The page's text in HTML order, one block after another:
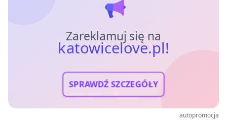
Zareklamuj się na
katowicelove.pl!
SPRAWDŹ SZCZEGÓŁY
autopromocja